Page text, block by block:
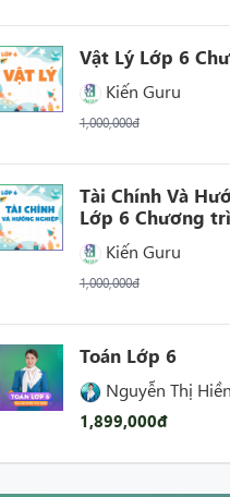
Vật Lý Lớp 6
Kiến Guru
1,000,000đ
Tài Chính Và
Lớp 6 Chương
Kiến Guru
1,000,000đ
Toán Lớp 6
Nguyễn Thị Hiền
1,899,000đ